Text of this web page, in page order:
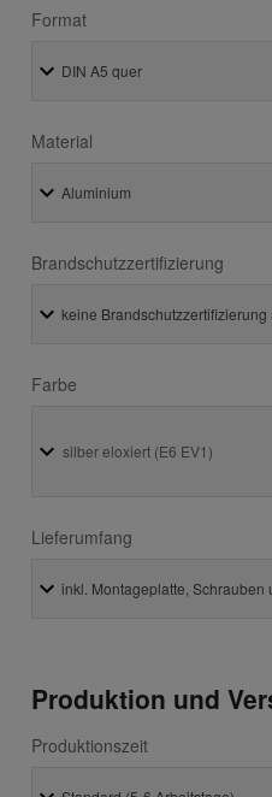
Format
Material
Brandschutzzertifizierung
Farbe
silber eloxiert (E6 EV1)
Lieferumfang
Produktion und
Produktionszeit